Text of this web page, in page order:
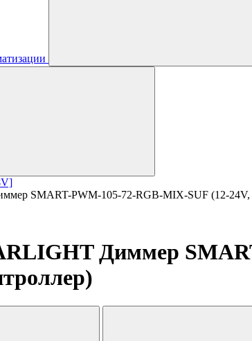
SMART-PWM-105-72-RGB-MIX-SUF (12-
Диммер